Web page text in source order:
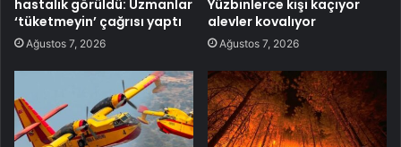
hastalık görüldü: Uzmanlar
‘tüketmeyin’ çağrısı yaptı
Ağustos 7, 2026
Yüzbinlerce kişi kaçıyor
alevler kovalıyor
Ağustos 7, 2026